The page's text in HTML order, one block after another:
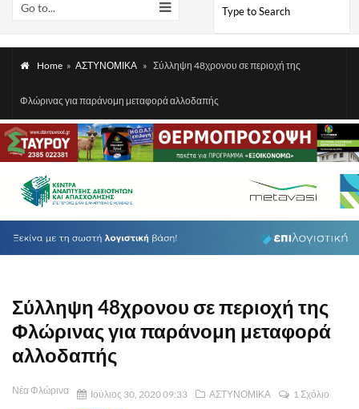
Go to...
Home » ΑΣΤΥΝΟΜΙΚΑ » Σύλληψη 48χρονου σε περιοχή της
Φλώρινας για παράνομη μεταφορά αλλοδαπής
Σύλληψη 48χρονου σε περιοχή της
Φλώρινας για παράνομη μεταφορά
αλλοδαπής
Νέα Φλώρινα Ιούλιος 30, 2020 09:33 ΑΣΤΥΝΟΜΙΚΑ 1 Σχόλιο